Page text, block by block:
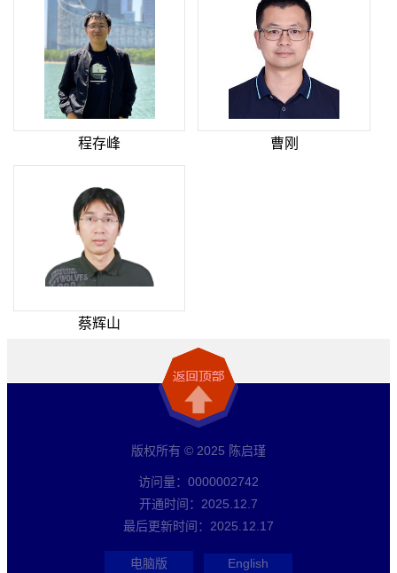
程存峰 曹刚
蔡辉山
版权所有 © 2025 陈启瑾
访问量： 0000002742
开通时间： 2025 12 7
最后更新时间： 2025 12 17
电脑版 English